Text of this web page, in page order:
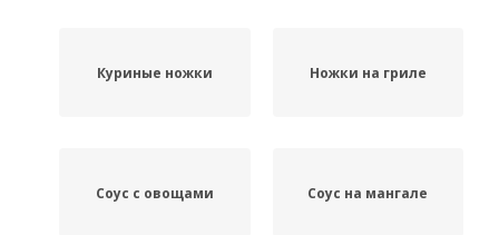
Куриные ножки Ножки на гриле
Соус с овощами Соус на мангале